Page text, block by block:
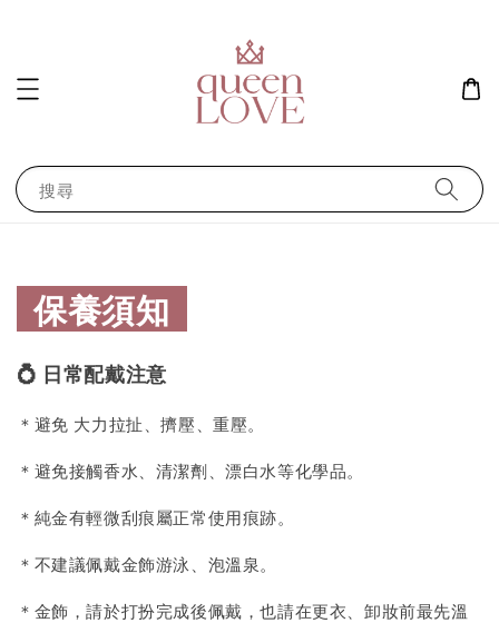
搜尋
保養須知
💍 日常配戴注意
＊避免 大力拉扯、擠壓、重壓。
＊避免接觸香水、清潔劑、漂白水等化學品。
＊純金有輕微刮痕屬正常使用痕跡。
＊不建議佩戴金飾游泳、泡溫泉。
＊金飾，請於打扮完成後佩戴，也請在更衣、卸妝前最先溫